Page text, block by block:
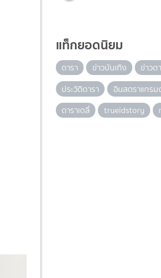
แท็กยอดนิยม
ดารา ข่าวบันเทิง ข่าวด
ประวัติดารา
อินสตราแกรม
ดาราเดลี่
trueidstory